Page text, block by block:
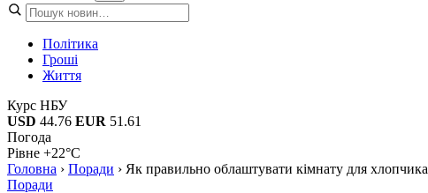
Політика
Гроші
Життя
Курс НБУ
USD 44.76 EUR 51.61
Погода
Рівне +22°C
Головна › Поради › Як правильно облаштувати кімнату для хлопчика
Поради